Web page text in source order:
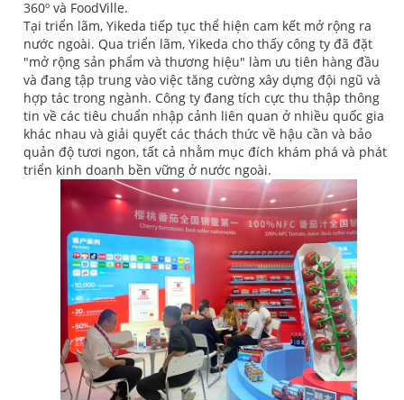
360º và FoodVille.
Tại triển lãm, Yikeda tiếp tục thể hiện cam kết mở rộng ra
nước ngoài. Qua triển lãm, Yikeda cho thấy công ty đã đặt
"mở rộng sản phẩm và thương hiệu" làm ưu tiên hàng đầu
và đang tập trung vào việc tăng cường xây dựng đội ngũ và
hợp tác trong ngành. Công ty đang tích cực thu thập thông
tin về các tiêu chuẩn nhập cảnh liên quan ở nhiều quốc gia
khác nhau và giải quyết các thách thức về hậu cần và bảo
quản độ tươi ngon, tất cả nhằm mục đích khám phá và phát
triển kinh doanh bền vững ở nước ngoài.